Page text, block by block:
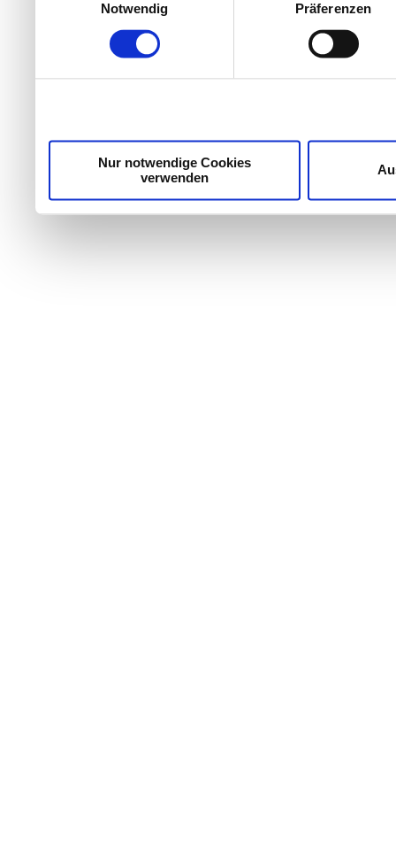
Wir verwenden Cookies, um Inhalte und Anzeigen zu
die Zugriffe auf unsere Website zu analysieren.
Dienste gesammelt haben.
Notwendig
Präferenzen
Nur notwendige Cookies
verwenden